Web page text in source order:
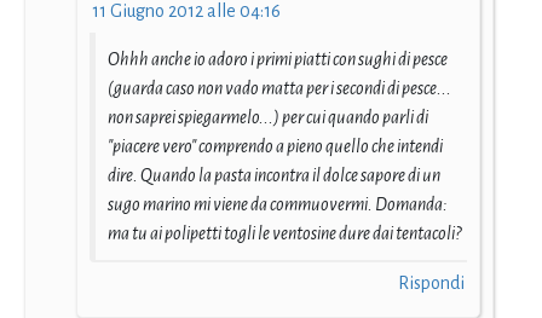
11 Giugno 2012 alle 04:16
Ohhh anche io adoro i primi piatti con sughi di pesce
(guarda caso non vado matta per i secondi di pesce...
non saprei spiegarmelo...) per cui quando parli di
"piacere vero" comprendo a pieno quello che intendi
dire. Quando la pasta incontra il dolce sapore di un
sugo marino mi viene da commuovermi. Domanda:
ma tu ai polipetti togli le ventosine dure dai tentacoli?
Rispondi